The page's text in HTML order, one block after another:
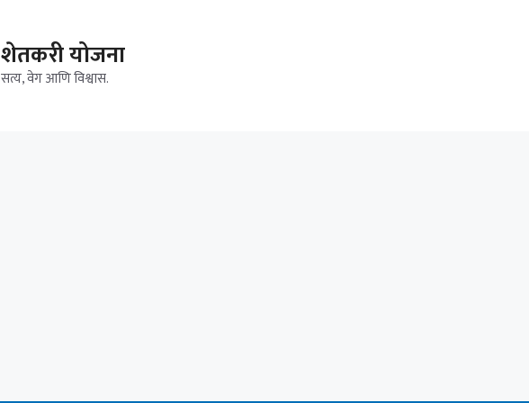
शेतकरी योजना
सत्य, वेग आणि विश्वास.